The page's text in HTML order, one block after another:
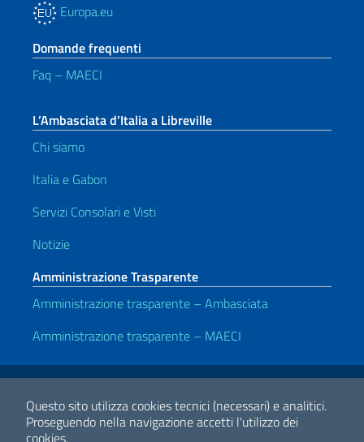
Questo sito utilizza cookies tecnici (necessari) e analitici.
Proseguendo nella navigazione accetti l'utilizzo dei
cookies.
Europa.eu
Domande frequenti
Faq – MAECI
L’Ambasciata d’Italia a Libreville
Chi siamo
Italia e Gabon
Servizi Consolari e Visti
Notizie
Amministrazione Trasparente
Amministrazione trasparente – Ambasciata
Amministrazione trasparente – MAECI
Link Utili